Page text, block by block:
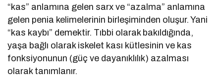
“kas” anlamına gelen sarx ve “azalma” anlamına
gelen penia kelimelerinin birleşiminden oluşur. Yani
“kas kaybı” demektir. Tıbbi olarak bakıldığında,
yaşa bağlı olarak iskelet kası kütlesinin ve kas
fonksiyonunun (güç ve dayanıklılık) azalması
olarak tanımlanır.